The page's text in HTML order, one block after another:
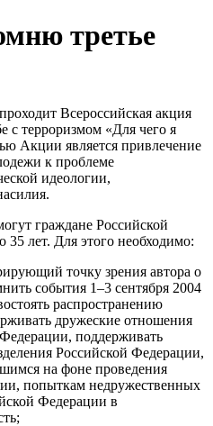
третье
Всероссийская акция
с терроризмом «Для чего я
Акции является привлечение
к проблеме
идеологии,
граждане Российской
35 лет. Для этого необходимо:
точку зрения автора о
события 1–3 сентября 2004
распространению
дружеские отношения
поддерживать
Российской Федерации,
на фоне проведения
попыткам недружественных
Федерации в